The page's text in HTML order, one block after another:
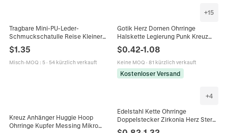
Tragbare Mini-PU-Leder-
Schmuckschatulle Reise Kleiner
Mit Metall-Druckknopfverschluss
Organizer
$1.35
Misch-MOQ : 5· 54 kürzlich verkauft
+15
Gotik Herz Dornen Ohrringe
Halskette Legierung Punk Kreuz
Ohrstecker Für Frauen Retro
Ästhetik
$0.42-1.08
Keine MOQ · 81 kürzlich verkauft
Kostenloser Versand
Kreuz Anhänger Huggie Hoop
Ohrringe Kupfer Messing Mikro
+4
Edelstahl Kette Ohrringe
Doppelstecker Zirkonia Herz Stern
Kreuz Punk Stil Mode